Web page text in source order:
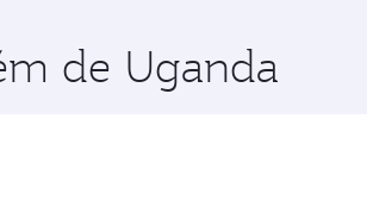
de Uganda